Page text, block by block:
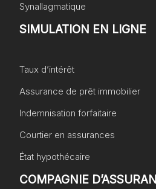
Synallagmatique
SIMULATION EN LIGNE
Taux d’intérêt
Assurance de prêt immobilier
Indemnisation forfaitaire
Courtier en assurances
État hypothécaire
COMPAGNIE